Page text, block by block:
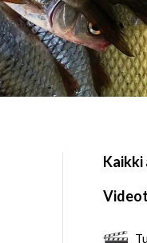
Kaikki
Videot